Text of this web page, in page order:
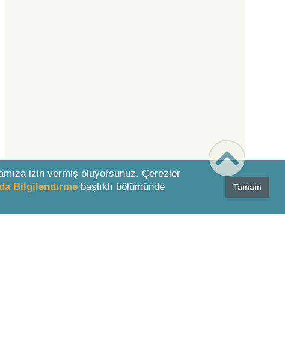
izin vermiş oluyorsunuz. Çerezler
Bilgilendirme başlıklı bölümünde
Tamam